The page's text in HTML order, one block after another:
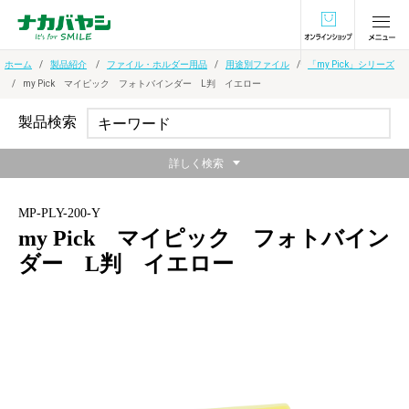
オンラインショ
ホーム 製品紹介 ファイル・ホルダー用品 用途別ファイル
「my Pick」シリーズ
my Pick マイピック フォトバインダー L判 イエロー
MP-PLY-200-Y
my Pick マイピック フォトバイン
ダー L判 イエロー
製品検索
詳しく検索